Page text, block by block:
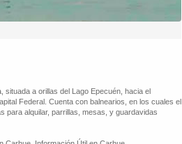
situada a orillas del Lago Epecuén, hacia el
Federal. Cuenta con balnearios, en los cuales el
para alquilar, parrillas, mesas, y guardavidas